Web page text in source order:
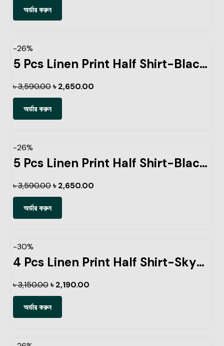
অর্ডার করুন
-26%
5 Pcs Linen Print Half Shirt-Black+Sky+Petrol+Lemon+Pest
৳3,590.00 ৳2,650.00
অর্ডার করুন
-26%
5 Pcs Linen Print Half Shirt-Black+Sky+Petrol+Lemon+Ash
৳3,590.00 ৳2,650.00
অর্ডার করুন
-30%
4 Pcs Linen Print Half Shirt-Sky+Petrol+Ash+Pest
৳3,150.00 ৳2,190.00
অর্ডার করুন